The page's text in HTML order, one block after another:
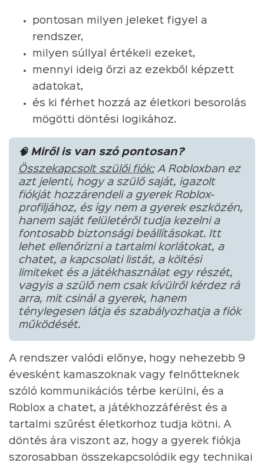
pontosan milyen jeleket figyel a
rendszer,
milyen súllyal értékeli ezeket,
mennyi ideig őrzi az ezekből képzett
adatokat,
és ki férhet hozzá az életkori besorolás
mögötti döntési logikához.
🧠 Miről is van szó pontosan?
Összekapcsolt szülői fiók:A Robloxban ez
azt jelenti, hogy a szülő saját, igazolt
fiókját hozzárendeli a gyerek Roblox-
profiljához, és így nem a gyerek eszközén,
hanem saját felületéről tudja kezelni a
fontosabb biztonsági beállításokat. Itt
lehet ellenőrizni a tartalmi korlátokat, a
chatet, a kapcsolati listát, a költési
limiteket és a játékhasználat egy részét,
vagyis a szülő nem csak kívülről kérdez rá
arra, mit csinál a gyerek, hanem
ténylegesen látja és szabályozhatja a fiók
működését.
A rendszer valódi előnye, hogy nehezebb 9
évesként kamaszoknak vagy felnőtteknek
szóló kommunikációs térbe kerülni, és a
Roblox a chatet, a játékhozzáférést és a
tartalmi szűrést életkorhoz tudja kötni. A
döntés ára viszont az, hogy a gyerek fiókja
szorosabban összekapcsolódik egy technikai